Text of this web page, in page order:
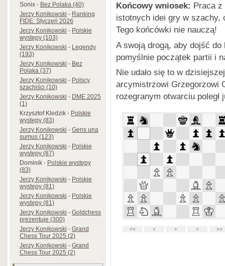
Sonix-Bez Polaka (40)
Jerzy Konikowski-Ranking
FIDE: Styczeń 2026
Jerzy Konikowski-Polskie
występy (103)
Jerzy Konikowski-Legendy
(193)
Jerzy Konikowski-Bez
Polaka (37)
Jerzy Konikowski-Polscy
szachiści (10)
Jerzy Konikowski-DME 2025
(1)
Krzysztof Kledzik-Polskie
występy (83)
Jerzy Konikowski-Gens una
sumus (123)
Jerzy Konikowski-Polskie
występy (87)
Dominik-Polskie występy
(83)
Jerzy Konikowski-Polskie
występy (81)
Jerzy Konikowski-Polskie
występy (81)
Jerzy Konikowski-Goldchess
prezentuje (300)
Jerzy Konikowski-Grand
Chess Tour 2025 (2)
Jerzy Konikowski-Grand
Chess Tour 2025 (2)
Końcowy wniosek: Praca z
istotnych idei gry w
Tego końcówki nie nauczą!
A swoją drogą, aby dojść
pomyślnie początek partii i
Nie udało się to w
arcymistrzowi Grzegorzowi
rozegranym otwarciu poległ